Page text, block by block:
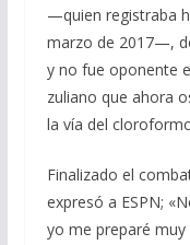
—quien registraba
marzo de 2017—,
y no fue oponente
zuliano que ahora
la vía del
Finalizado el
expresó a ESPN;
yo me preparé